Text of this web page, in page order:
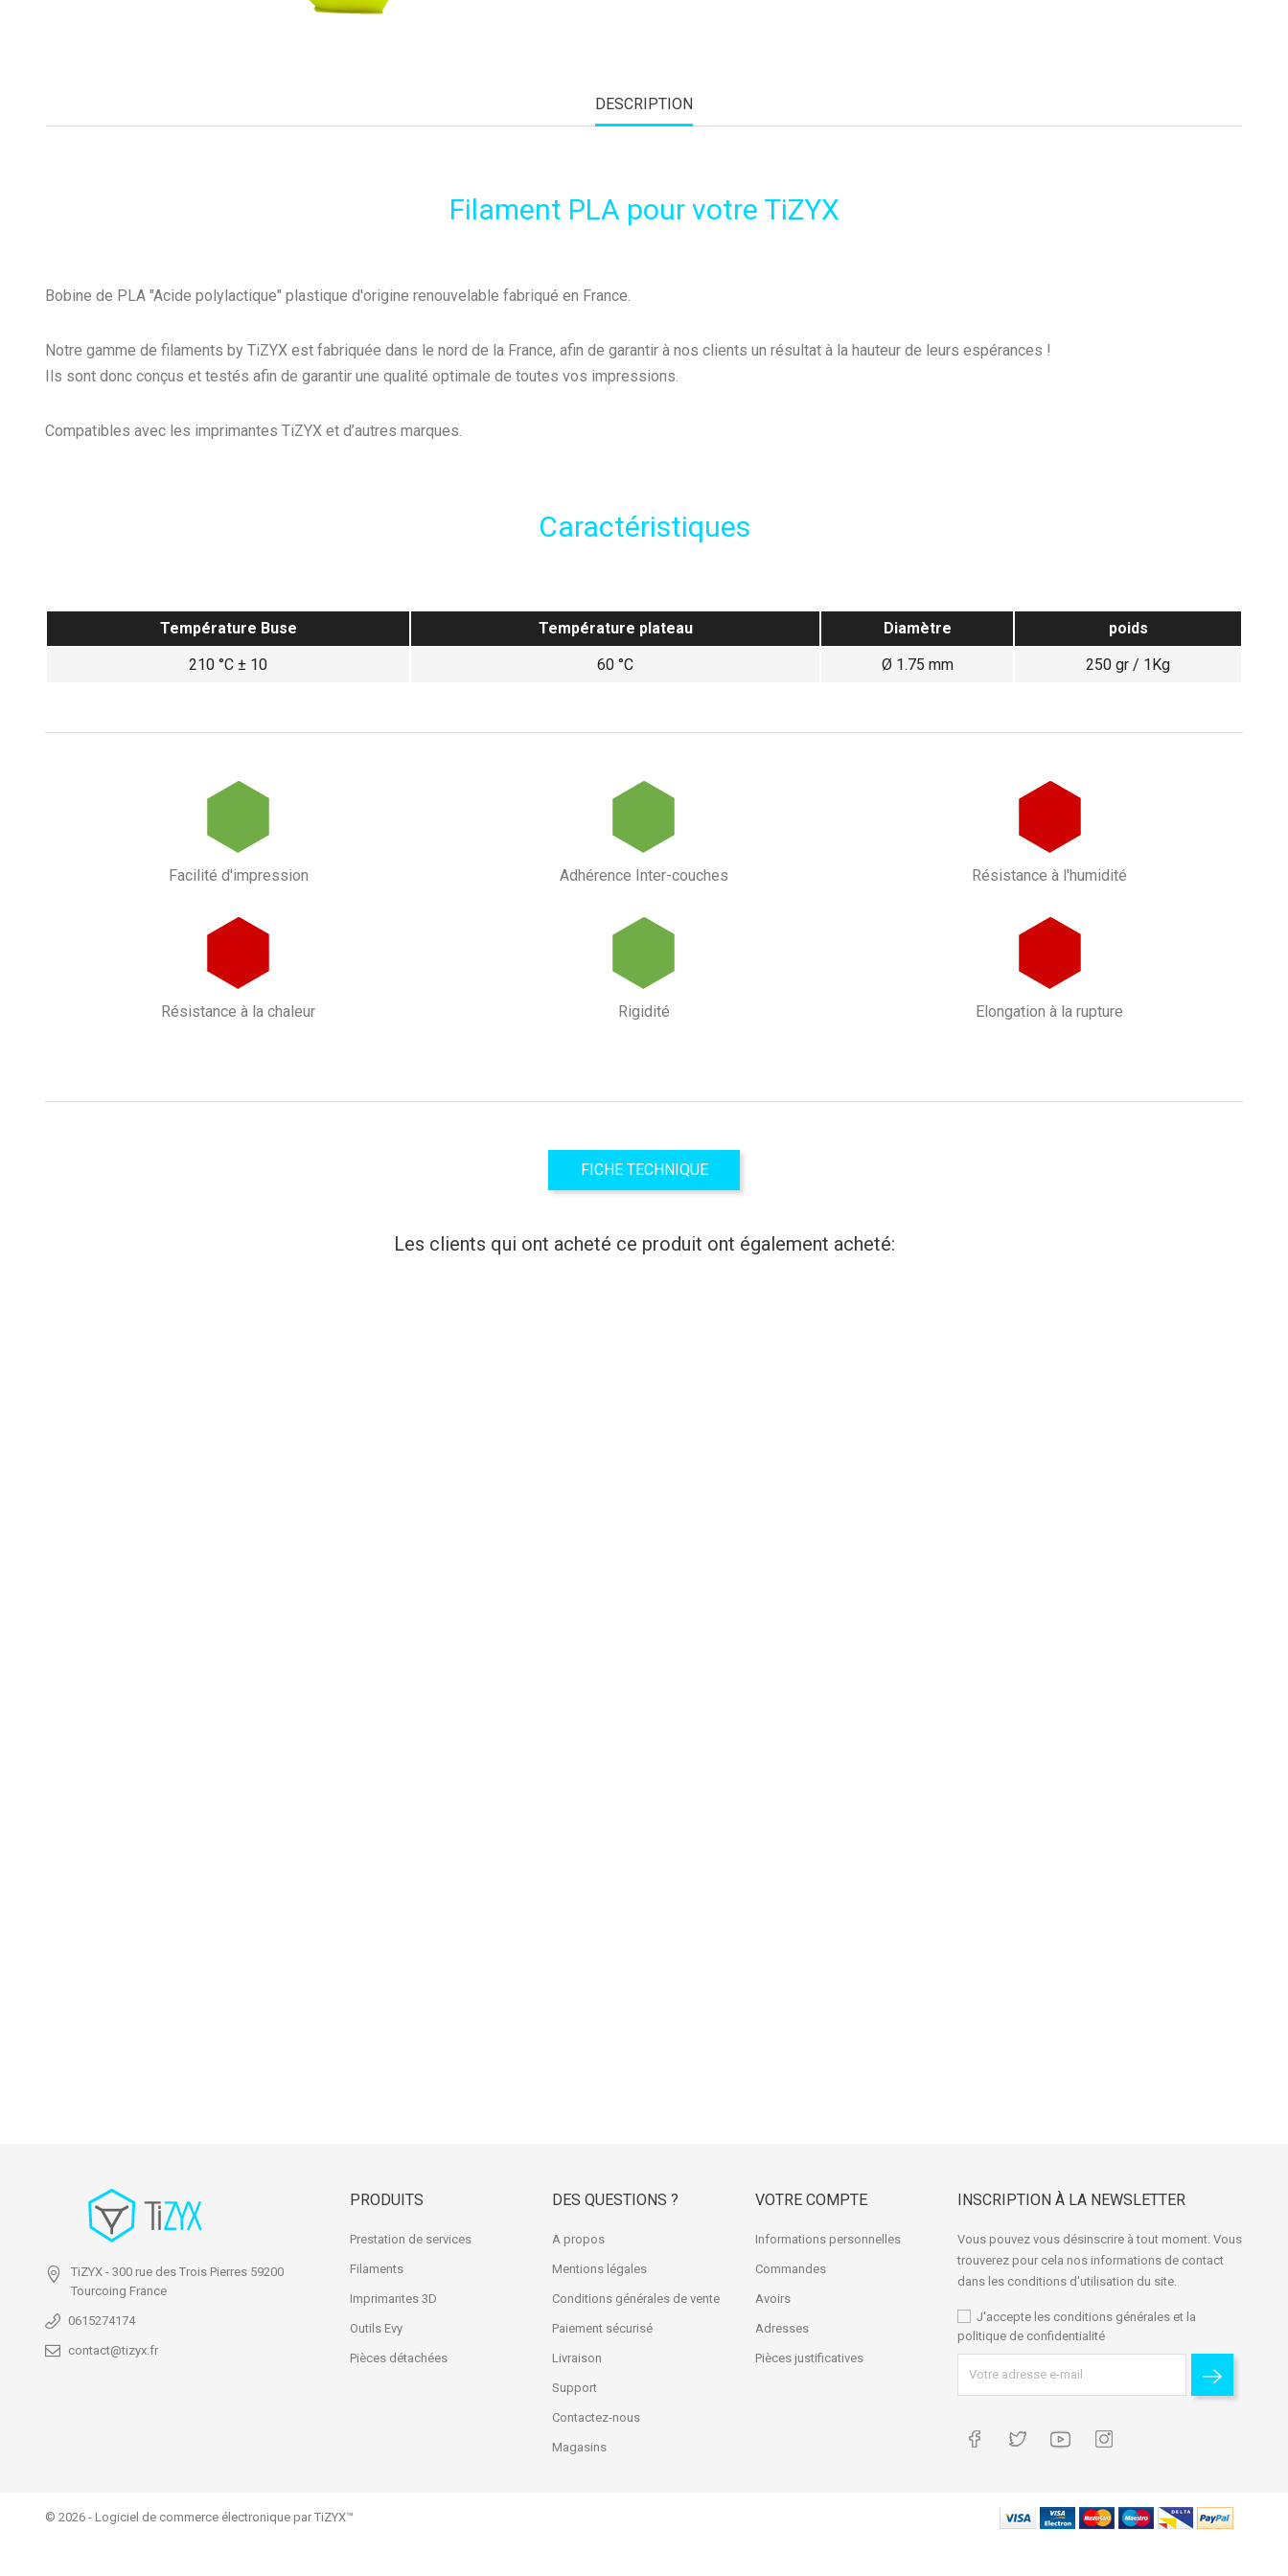
DESCRIPTION
Filament PLA pour votre TiZYX
Bobine de PLA "Acide polylactique" plastique d'origine renouvelable fabriqué en France.
Notre gamme de filaments by TiZYX est fabriquée dans le nord de la France, afin de garantir à nos clients un résultat à la hauteur de leurs espérances !
Ils sont donc conçus et testés afin de garantir une qualité optimale de toutes vos impressions.
Compatibles avec les imprimantes TiZYX et d’autres marques.
Caractéristiques
Température Buse Température plateau Diamètre
poids
210 °C ± 10
60 °C Ø 1.75 mm 250 gr / 1Kg
Facilité d'impression Adhérence Inter-couches Résistance à l'humidité
Résistance à la chaleur Rigidité Elongation à la rupture
FICHE TECHNIQUE
Les clients qui ont acheté ce produit ont également acheté:
TiZYX - 300 rue des Trois Pierres 59200
Tourcoing France
0615274174
contact@tizyx.fr
PRODUITS
Prestation de services
Filaments
Imprimantes 3D
Outils Evy
Pièces détachées
DES QUESTIONS ?
A propos
Mentions légales
Conditions générales de vente
Paiement sécurisé
Livraison
Support
Contactez-nous
Magasins
VOTRE COMPTE
Informations personnelles
Commandes
Avoirs
Adresses
Pièces justificatives
INSCRIPTION À LA NEWSLETTER
Vous pouvez vous désinscrire à tout moment. Vous
trouverez pour cela nos informations de contact
dans les conditions d'utilisation du site.
J'accepte les conditions générales et la
politique de confidentialité
© 2026 - Logiciel de commerce électronique par TiZYX™